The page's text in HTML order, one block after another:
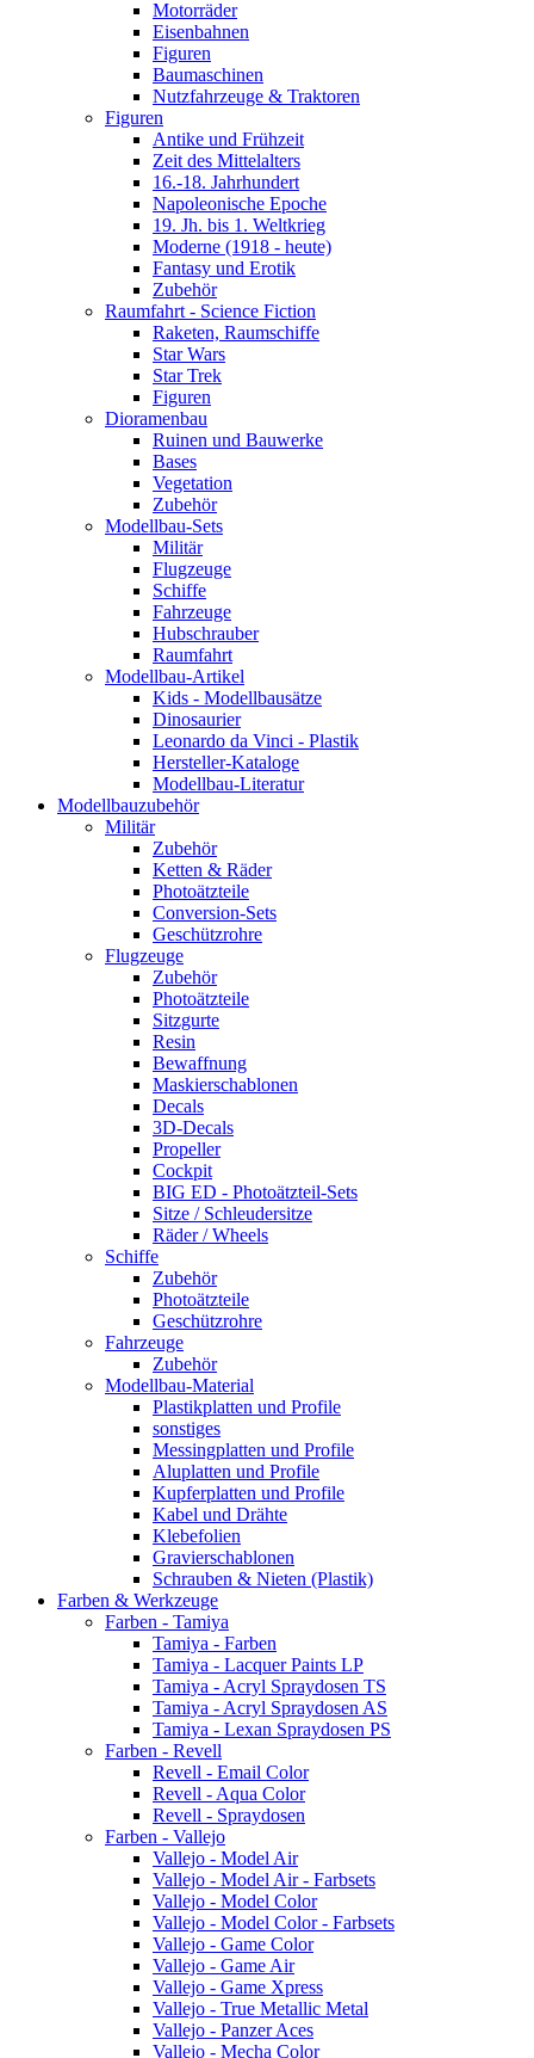
Motorräder
Eisenbahnen
Figuren
Baumaschinen
Nutzfahrzeuge & Traktoren
Figuren
Antike und Frühzeit
Zeit des Mittelalters
16.-18. Jahrhundert
Napoleonische Epoche
19. Jh. bis 1. Weltkrieg
Moderne (1918 - heute)
Fantasy und Erotik
Zubehör
Raumfahrt - Science Fiction
Raketen, Raumschiffe
Star Wars
Star Trek
Figuren
Dioramenbau
Ruinen und Bauwerke
Bases
Vegetation
Zubehör
Modellbau-Sets
Militär
Flugzeuge
Schiffe
Fahrzeuge
Hubschrauber
Raumfahrt
Modellbau-Artikel
Kids - Modellbausätze
Dinosaurier
Leonardo da Vinci - Plastik
Hersteller-Kataloge
Modellbau-Literatur
Modellbauzubehör
Militär
Zubehör
Ketten & Räder
Photoätzteile
Conversion-Sets
Geschützrohre
Flugzeuge
Zubehör
Photoätzteile
Sitzgurte
Resin
Bewaffnung
Maskierschablonen
Decals
3D-Decals
Propeller
Cockpit
BIG ED - Photoätzteil-Sets
Sitze / Schleudersitze
Räder / Wheels
Schiffe
Zubehör
Photoätzteile
Geschützrohre
Fahrzeuge
Zubehör
Modellbau-Material
Plastikplatten und Profile
sonstiges
Messingplatten und Profile
Aluplatten und Profile
Kupferplatten und Profile
Kabel und Drähte
Klebefolien
Gravierschablonen
Schrauben & Nieten (Plastik)
Farben & Werkzeuge
Farben - Tamiya
Tamiya - Farben
Tamiya - Lacquer Paints LP
Tamiya - Acryl Spraydosen TS
Tamiya - Acryl Spraydosen AS
Tamiya - Lexan Spraydosen PS
Farben - Revell
Revell - Email Color
Revell - Aqua Color
Revell - Spraydosen
Farben - Vallejo
Vallejo - Model Air
Vallejo - Model Air - Farbsets
Vallejo - Model Color
Vallejo - Model Color - Farbsets
Vallejo - Game Color
Vallejo - Game Air
Vallejo - Game Xpress
Vallejo - True Metallic Metal
Vallejo - Panzer Aces
Vallejo - Mecha Color